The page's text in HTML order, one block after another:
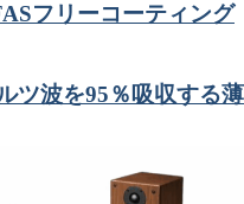
フリーコーティング
ツ波を95％吸収する薄